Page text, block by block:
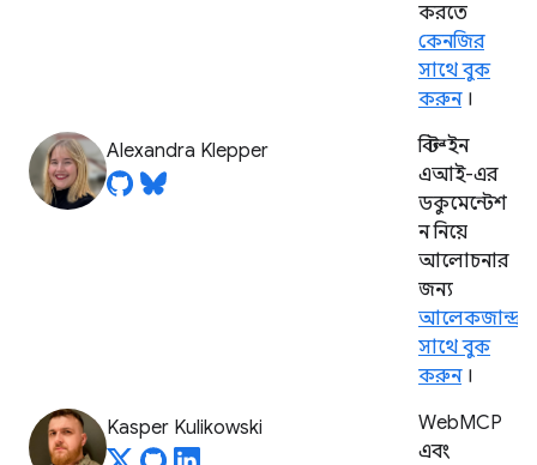
করতে
কেনজির
সাথে বুক
করুন।
Alexandra Klepper
বিল্ট-ইন
এআই-এর
ডকুমেন্টেশ
ন নিয়ে
আলোচনার
জন্য
আলেকজান্দ্রার
সাথে বুক
করুন।
Kasper Kulikowski
WebMCP
এবং